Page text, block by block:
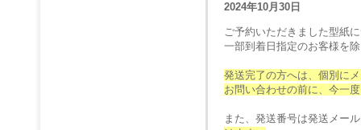
2024年10月30日
ご予約いただきました型紙
一部到着日指定のお客様を
発送完了の方へは、個別に
お問い合わせの前に、今一
また、発送番号は発送メー